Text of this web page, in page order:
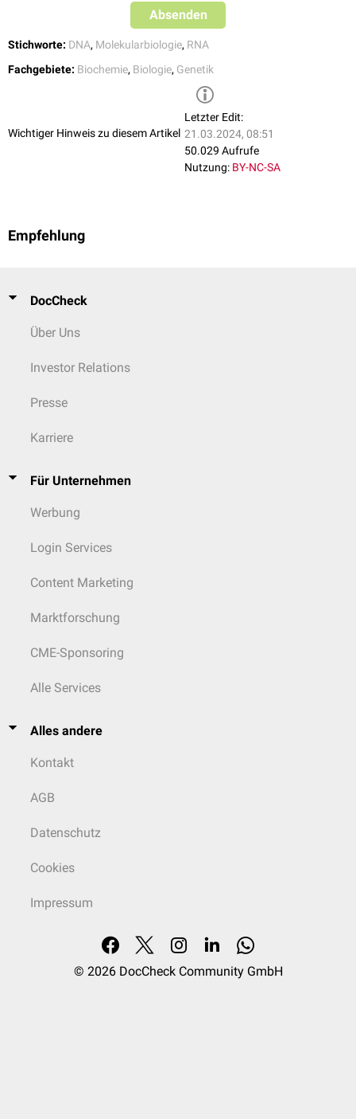
Absenden
Stichworte: DNA, Molekularbiologie, RNA
Fachgebiete: Biochemie, Biologie, Genetik
Wichtiger Hinweis zu diesem Artikel
Letzter Edit:
21.03.2024, 08:51
50.029 Aufrufe
Nutzung: BY-NC-SA
Empfehlung
DocCheck
Über Uns
Investor Relations
Presse
Karriere
Für Unternehmen
Werbung
Login Services
Content Marketing
Marktforschung
CME-Sponsoring
Alle Services
Alles andere
Kontakt
AGB
Datenschutz
Cookies
Impressum
© 2026 DocCheck Community GmbH